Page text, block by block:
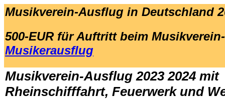
Musikverein-Ausflug in Deutschland
500-EUR für Auftritt beim
Musikerausflug
Musikverein-Ausflug 2023 2024 mit
Rheinschifffahrt, Feuerwerk und